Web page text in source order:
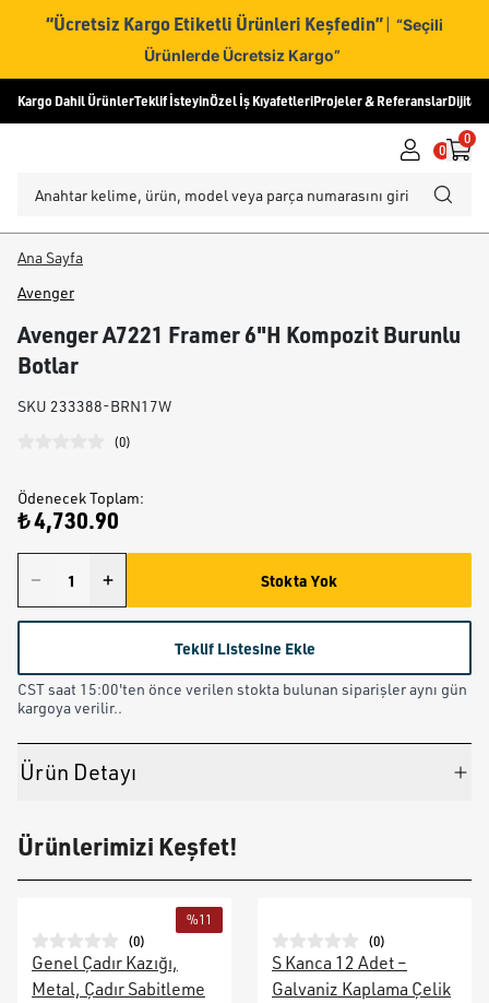
“Ücretsiz Kargo Etiketli Ürünleri Keşfedin” | “Seçili
Ürünlerde Ücretsiz Kargo”
Kargo Dahil ÜrünlerTeklif İsteyinÖzel İş KıyafetleriProjeler & ReferanslarDijital
0
0
Ana Sayfa
Avenger
Avenger A7221 Framer 6"H Kompozit Burunlu
Botlar
SKU 233388-BRN17W
(0)
Ödenecek Toplam:
₺ 4,730.90
Stokta Yok
Teklif Listesine Ekle
CST saat 15:00'ten önce verilen stokta bulunan siparişler aynı gün
kargoya verilir..
Ürün Detayı
Ürünlerimizi Keşfet!
%11
(0)
Genel Çadır Kazığı,
Metal, Çadır Sabitleme
(0)
S Kanca 12 Adet –
Galvaniz Kaplama Çelik